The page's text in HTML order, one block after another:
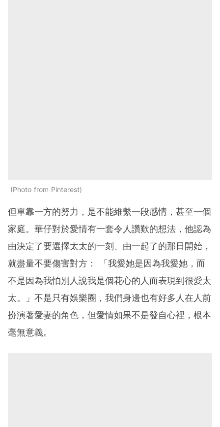
Photo from Pinterest
但單靠一方的努力，是不能維繫一段感情，甚至一個
家庭。華仔對於愛情有一套令人讚歎的想法，他認為
由決定了要選擇太太的一刻、由一起了的那日開始，
就盡量不要傷害對方： 「我愛她是因為我愛她，而
不是因為我怕別人說我是個花心的人而表現到很愛太
太。」不是只有娛樂圈，我們身邊也有好多人在人前
扮演著愛妻的角色，但愛情如果不是發自心裡，根本
毫無意義。